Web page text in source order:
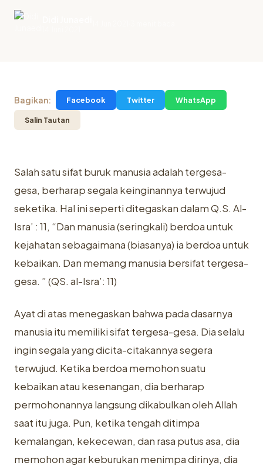
Bagikan: Facebook Twitter WhatsApp
Salin Tautan
Salah satu sifat buruk manusia adalah tergesa-
gesa, berharap segala ‎keinginannya terwujud
seketika. Hal ini seperti ditegaskan dalam Q.S. Al-
Isra’ ‎‎: 11, “Dan manusia (seringkali) berdoa untuk
kejahatan sebagaimana (biasanya) ia berdoa untuk
‎kebaikan. Dan memang manusia bersifat tergesa-
gesa. ” (QS. al-Isra’: 11)‎
Ayat di atas menegaskan bahwa pada dasarnya
manusia itu memiliki sifat ‎tergesa-gesa. Dia selalu
ingin segala yang dicita-citakannya segera
terwujud. ‎Ketika berdoa memohon suatu
kebaikan atau kesenangan, dia berharap
‎permohonannya langsung dikabulkan oleh Allah
saat itu juga. Pun, ketika ‎tengah ditimpa
kemalangan, kekecewan, dan rasa putus asa, dia
memohon ‎agar keburukan menimpa dirinya, dia